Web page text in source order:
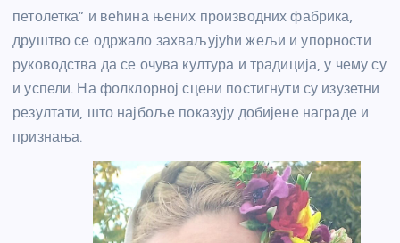
петолетка” и већина њених производних фабрика,
друштво се одржало захваљујући жељи и упорности
руководства да се очува култура и традиција, у чему су
и успели. На фолклорној сцени постигнути су изузетни
резултати, што најбоље показују добијене награде и
признања.